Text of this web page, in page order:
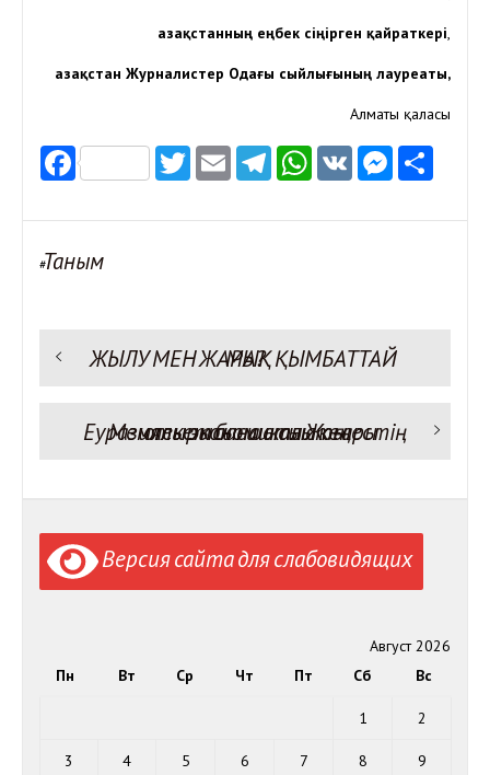
Қазақстанның еңбек сіңірген қайраткері,
Қазақстан Журналистер Одағы сыйлығының лауреаты,
Алматы қаласы
FacebookTwitter
EmailTelegram
WhatsApp
VK
#Таным
Навигация
записям
Предыдущая запись: ЖЫЛУ МЕН ЖАРЫҚ ҚЫМБАТТАЙ МА?
Следующая запись:Мемлекет басшысы Жоғары Еуразиялық экономикалық кеңестің отырысына қатысты
Версия сайта для слабовидящих
Август 2026
Пн
Вт Ср Чт Пт Сб Вс
1 2
3 4 5 6 7 8 9